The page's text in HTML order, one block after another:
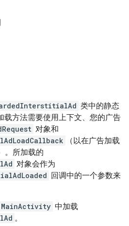
类中的静态
载方法需要使用上下文、您的广告
对象和
（以在广告加载
。所加载的
对象会作为
回调中的一个参数来
MainActivity 中加载
。